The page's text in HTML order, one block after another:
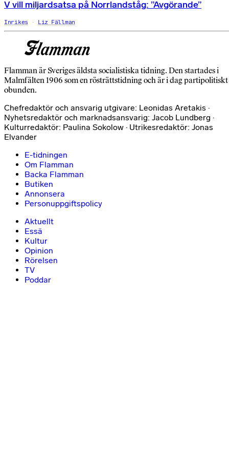
V vill miljardsatsa på Norrlandståg: ”Avgörande”
Inrikes Liz Fällman
Flamman är Sveriges äldsta socialistiska tidning. Den startades i
Malmfälten 1906 som en rösträttstidning och är i dag partipolitiskt
obunden.
Chefredaktör och ansvarig utgivare: Leonidas Aretakis ·
Nyhetsredaktör och marknadsansvarig: Jacob Lundberg ·
Kulturredaktör: Paulina Sokolow · Utrikesredaktör: Jonas
Elvander
E-tidningen
Om Flamman
Backa Flamman
Butiken
Annonsera
Personuppgiftspolicy
Aktuellt
Essä
Kultur
Opinion
Rörelsen
TV
Poddar